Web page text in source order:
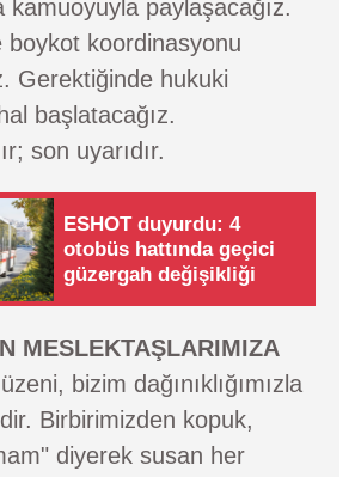
kamuoyuyla paylaşacağız.
boykot koordinasyonu
Gerektiğinde hukuki
başlatacağız.
son uyarıdır.
ESHOT duyurdu: 4
otobüs hattında geçici
güzergah değişikliği
MESLEKTAŞLARIMIZA
bizim dağınıklığımızla
Birbirimizden kopuk,
diyerek susan her